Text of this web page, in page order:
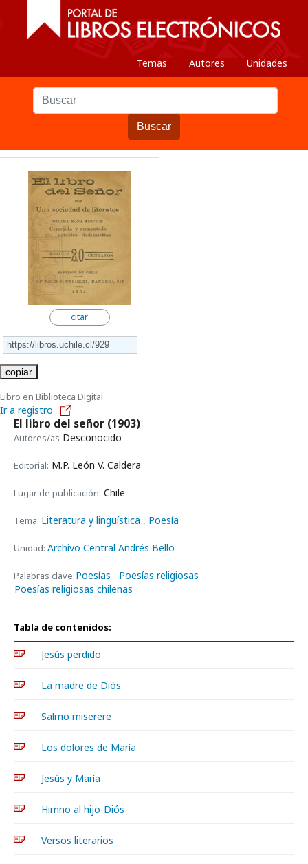
Temas Autores Unidades
Buscar
citar
copiar
Libro en Biblioteca Digital
Ir a registro
El libro del señor (1903)
Autores/as Desconocido
Editorial: M.P. León V. Caldera
Lugar de publicación: Chile
Tema: Literatura y lingüística , Poesía
Unidad: Archivo Central Andrés Bello
Palabras clave:Poesías
Poesías religiosas
Poesías religiosas chilenas
Tabla de contenidos:
Jesús perdido
La madre de Diós
Salmo miserere
Los dolores de María
Jesús y María
Himno al hijo-Diós
Versos literarios